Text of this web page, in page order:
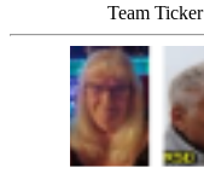
Team Ticker